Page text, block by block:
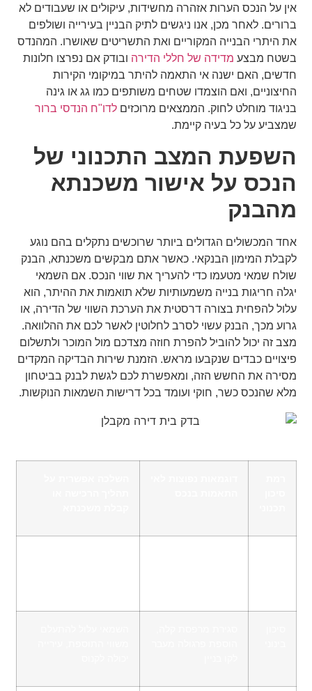
אין על הנכס הערות אזהרה מחשידות, עיקולים או שעבודים לא
ברורים. לאחר מכן, אנו ניגשים לתיק הבניין בעירייה ושולפים
את היתרי הבנייה המקוריים ואת התשריטים שאושרו. המהנדס
בשטח מבצע מדידה של חללי הדירה ובודק אם נפרצו חלונות
חדשים, האם ישנה אי התאמה להיתר במיקומי הקירות
החיצוניים, ואם הוצמדו שטחים משותפים כמו גג או גינה
בניגוד מוחלט לחוק. הממצאים מרוכזיםלדו"ח הנדסי ברור
שמצביע על כל בעיה קיימת.
השפעת המצב התכנוני של
הנכס על אישור משכנתא
מהבנק
אחד המכשולים הגדולים ביותר שרוכשים נתקלים בהם נוגע
לקבלת המימון הבנקאי. כאשר אתם מבקשים משכנתא, הבנק
שולח שמאי מטעמו כדי להעריך את שווי הנכס. אם השמאי
יגלה חריגות בנייה משמעותיות שלא תואמות את ההיתר, הוא
עלול להפחית בצורה דרסטית את הערכת השווי של הדירה, או
גרוע מכך, הבנק עשוי לסרב לחלוטין לאשר לכם את ההלוואה.
מצב זה יכול להוביל להפרת חוזה מצדכם מול המוכר ולתשלום
פיצויים כבדים שנקבעו מראש. הזמנת שירות הבדיקה המקדים
מסירה את החשש הזה, ומאפשרת לכם לגשת לבנק בביטחון
מלא שהנכס כשר, חוקי ועומד בכל דרישות השמאות הנוקשות.